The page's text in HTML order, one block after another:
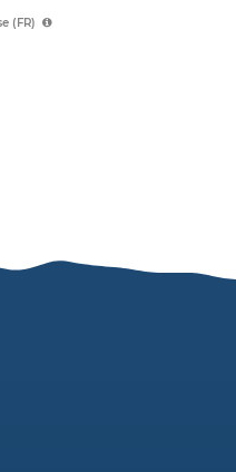
(FR)